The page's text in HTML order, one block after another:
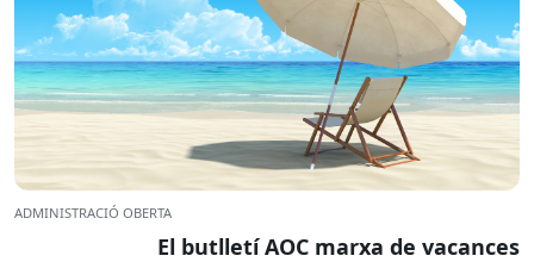
ADMINISTRACIÓ OBERTA
El butlletí AOC marxa de vacances